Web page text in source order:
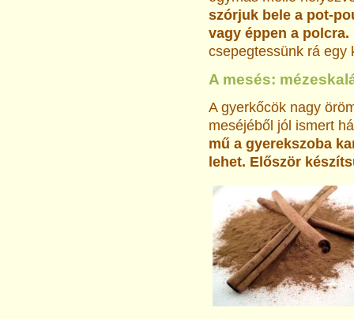
szórjuk bele a pot-
vagy éppen a polcra.
csepegtessünk rá egy
A mesés:
A gyerkőcök nagy
meséjéből jól ismert
mű a gyerekszoba
lehet. Először